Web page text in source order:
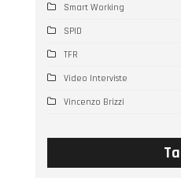
Smart Working
SPID
TFR
Video Interviste
Vincenzo Brizzi